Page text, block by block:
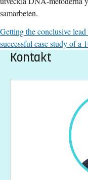
samarbeten.
Getting the conclusive
successful case study of a
Kontakt